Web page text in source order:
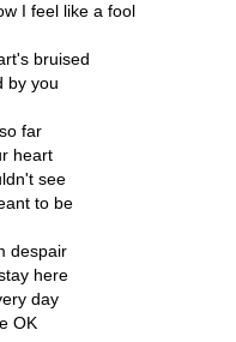
I feel like a fool
bruised
by you
far
heart
see
to be
despair
here
day
OK